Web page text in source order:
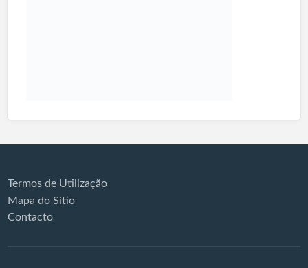
Termos de Utilização
Mapa do Sítio
Contacto